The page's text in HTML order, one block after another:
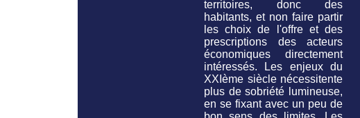
territoires, donc des
habitants, et non faire partir
les choix de l'offre et des
prescriptions des acteurs
économiques directement
intéressés. Les enjeux du
XXIème siècle nécessitente
plus de sobriété lumineuse,
en se fixant avec un peu de